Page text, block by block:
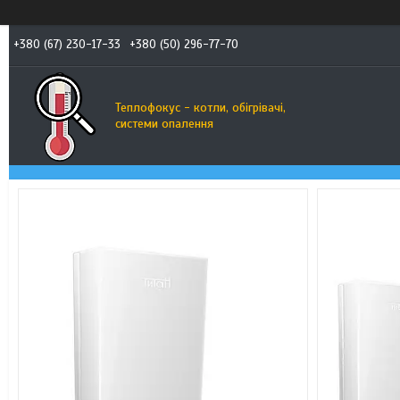
+380 (67) 230-17-33 +380 (50) 296-77-70
Теплофокус - котли, обігрівачі,
системи опалення